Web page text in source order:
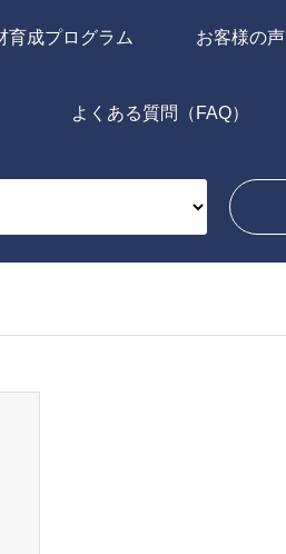
育成プログラム お客様の声
よくある質問（FAQ）